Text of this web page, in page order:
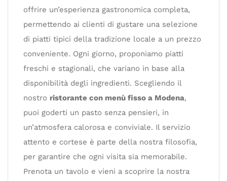
offrire un’esperienza gastronomica completa,
permettendo ai clienti di gustare una selezione
di piatti tipici della tradizione locale a un prezzo
conveniente. Ogni giorno, proponiamo piatti
freschi e stagionali, che variano in base alla
disponibilità degli ingredienti. Scegliendo il
nostro ristorante con menù fisso a Modena,
puoi goderti un pasto senza pensieri, in
un’atmosfera calorosa e conviviale. Il servizio
attento e cortese è parte della nostra filosofia,
per garantire che ogni visita sia memorabile.
Prenota un tavolo e vieni a scoprire la nostra